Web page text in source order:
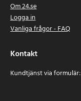
Om 24.se
Logga in
Vanliga frågor - FAQ
Kontakt
Kundtjänst via formulär: